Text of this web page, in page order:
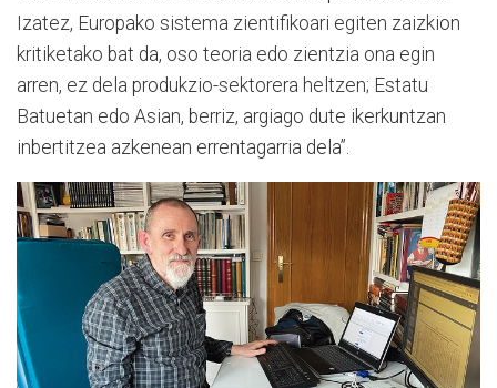
Izatez, Europako sistema zientifikoari egiten zaizkion
kritiketako bat da, oso teoria edo zientzia ona egin
arren, ez dela produkzio-sektorera heltzen; Estatu
Batuetan edo Asian, berriz, argiago dute ikerkuntzan
inbertitzea azkenean errentagarria dela”.